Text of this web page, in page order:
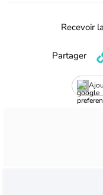
Recevoir
Partager